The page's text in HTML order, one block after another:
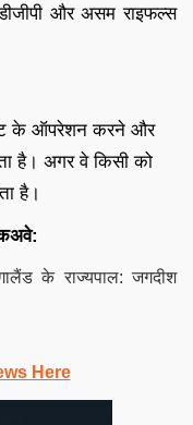
और असम राइफल्स
के ऑपरेशन करने और
है। अगर वे किसी को
है।
के राज्यपाल: जगदीश
Here